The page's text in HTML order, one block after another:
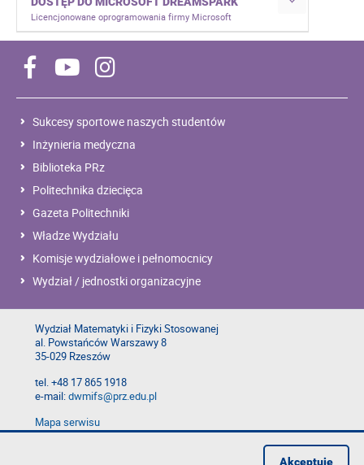
Licencjonowane oprogramowania firmy Microsoft
Sukcesy sportowe naszych studentów
Inżynieria medyczna
Biblioteka PRz
Politechnika dziecięca
Gazeta Politechniki
Władze Wydziału
Komisje wydziałowe i pełnomocnicy
Wydział / jednostki organizacyjne
Wydział Matematyki i Fizyki Stosowanej
al. Powstańców Warszawy 8
35-029 Rzeszów
tel. +48 17 865 1918
e-mail:dwmifs@prz.edu.pl
Mapa serwisu
Deklaracja dostępności
Akceptuję